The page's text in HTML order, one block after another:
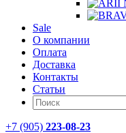
Sale
О компании
Оплата
Доставка
Контакты
Статьи
+7 (905) 223-08-23